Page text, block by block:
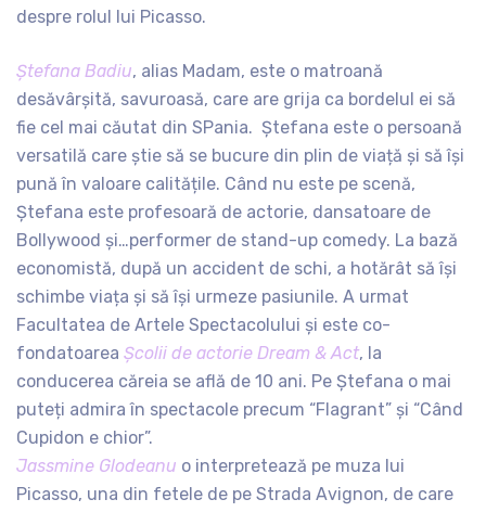
despre rolul lui Picasso.
Ștefana Badiu, alias Madam, este o matroană
desăvârșită, savuroasă, care are grija ca bordelul ei să
fie cel mai căutat din SPania. Ștefana este o persoană
versatilă care știe să se bucure din plin de viață și să își
pună în valoare calitățile. Când nu este pe scenă,
Ștefana este profesoară de actorie, dansatoare de
Bollywood și…performer de stand-up comedy. La bază
economistă, după un accident de schi, a hotărât să își
schimbe viața și să își urmeze pasiunile. A urmat
Facultatea de Artele Spectacolului și este co-
fondatoarea Școlii de actorie Dream & Act, la
conducerea căreia se află de 10 ani. Pe Ștefana o mai
puteți admira în spectacole precum “Flagrant” și “Când
Cupidon e chior”.
Jassmine Glodeanu o interpretează pe muza lui
Picasso, una din fetele de pe Strada Avignon, de care